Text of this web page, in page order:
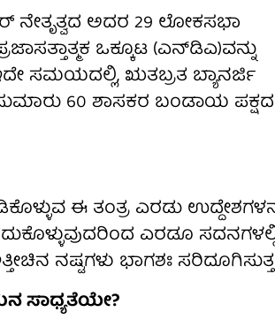
ಅದರ 29 ಲೋಕಸಭಾ
ಒಕ್ಕೂಟ (ಎನ್‌ಡಿಎ)ವನ್ನು
ಸಮಯದಲ್ಲಿ, ಋತಬ್ರತ ಬ್ಯಾನರ್ಜಿ
60 ಶಾಸಕರ ಬಂಡಾಯ
ಈ ತಂತ್ರ ಎರಡು
ಎರಡೂ
ನಷ್ಟಗಳು ಭಾಗಶಃ
ಸಾಧ್ಯತೆಯೇ?